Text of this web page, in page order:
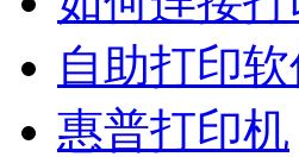
自助打印
惠普打印机